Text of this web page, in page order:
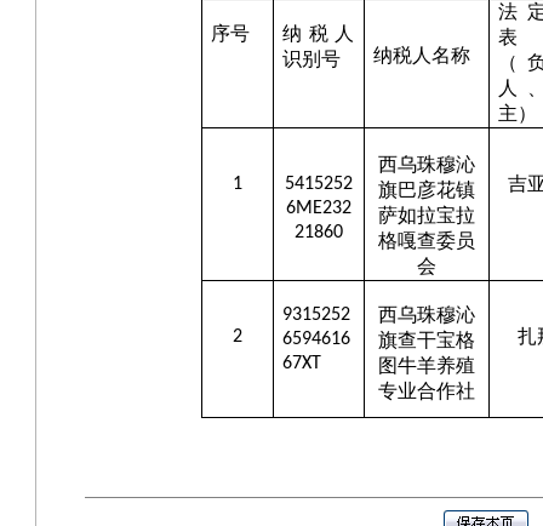
序号
纳税人
识别号
纳税人名称
法
表
（
人
主）
1
5415252
6ME232
21860
西乌珠穆沁
旗巴彦花镇
萨如拉宝拉
格嘎查委员
会
吉
2
9315252
6594616
67XT
西乌珠穆沁
旗查干宝格
图牛羊养殖
专业合作社
扎